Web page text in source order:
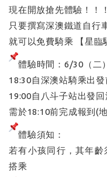
現在開放搶先體驗！！！
只要撰寫深澳鐵道自行
就可以免費騎乘 【星臨
體驗時間：6/30（二）
18:30自深澳站騎乘出
19:00自八斗子站出發回
需於18:10前完成報到(
體驗須知：
若有小孩同行，其年
搭乘